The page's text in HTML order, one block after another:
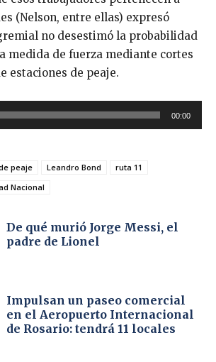
(Nelson, entre ellas) expresó
no desestimó la probabilidad
medida de fuerza mediante cortes
estaciones de peaje.
00:00
peaje Leandro Bond
ruta 11
Nacional
De qué murió Jorge Messi, el
padre de Lionel
Impulsan un paseo comercial
en el Aeropuerto Internacional
de Rosario: tendrá 11 locales